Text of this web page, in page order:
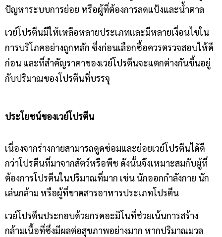
ปัญหาระบบการย่อย หรือผู้ที่ต้องการลดแป้งและน้ำตาล
เวย์โปรตีนมีให้เหลือหลายประเภทและมีหลายเงื่อนไขใน
การบริโภคอย่างถูกหลัก ซึ่งก่อนเลือกซื้อควรตรวจสอบให้ดี
ก่อน และที่สำคัญราคาของเวย์โปรตีนจะแตกต่างกันขึ้นอยู่
กับปริมาณของโปรตีนที่บรรจุ
ประโยชน์ของเวย์โปรตีน
เนื่องจากร่างกายสามารถดูดซ่อมและย่อยเวย์โปรตีนได้ดี
กว่าโปรตีนที่มาจากสัตว์หรือพืช ดังนั้นจึงเหมาะสมกับผู้ที่
ต้องการโปรตีนในปริมาณที่มาก เช่น นักออกกำลังกาย นัก
เล่นกล้าม หรือผู้ที่ขาดสารอาหารประเภทโปรตีน
เวย์โปรตีนประกอบด้วยกรดอะมิโนที่ช่วยเน้นการสร้าง
กล้ามเนื้อที่ซึ่งมีผลต่อสุขภาพอย่างมาก หากปริมาณมวล